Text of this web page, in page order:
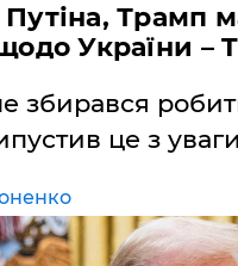
Трамп
України –
збирався
це з